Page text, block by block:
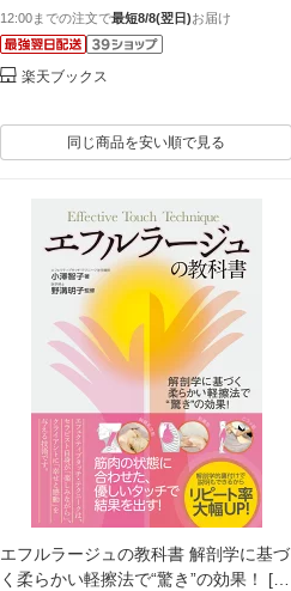
12:00までの注文で最短8/8(翌日)お届け
楽天ブックス
同じ商品を安い順で見る
エフルラージュの教科書 解剖学に基づ
く柔らかい軽擦法で“驚き”の効果！ [